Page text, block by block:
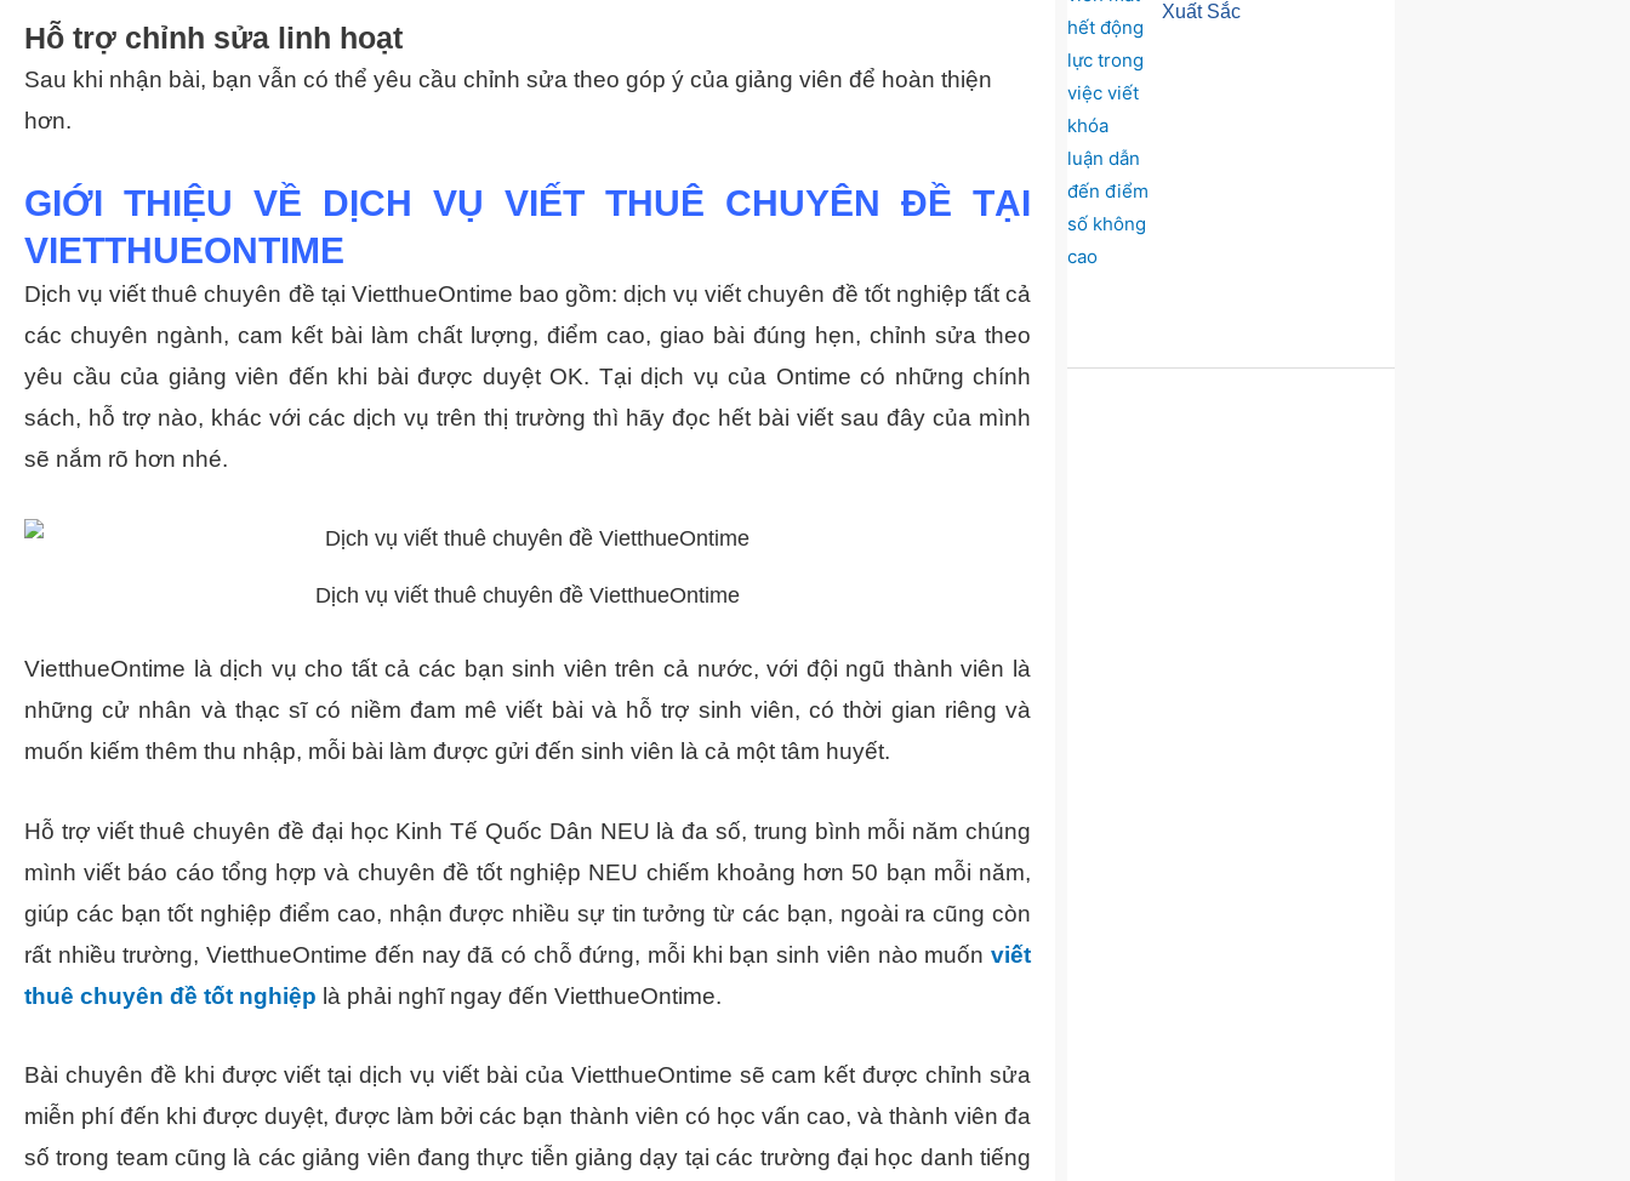
Hỗ trợ chỉnh sửa linh hoạt
Sau khi nhận bài, bạn vẫn có thể yêu cầu chỉnh sửa theo góp ý của giảng viên để hoàn thiện
hơn.
GIỚI THIỆU VỀ DỊCH VỤ VIẾT THUÊ CHUYÊN ĐỀ TẠI
VIETTHUEONTIME
Dịch vụ viết thuê chuyên đề tại VietthueOntime bao gồm: dịch vụ viết chuyên đề tốt nghiệp tất cả
các chuyên ngành, cam kết bài làm chất lượng, điểm cao, giao bài đúng hẹn, chỉnh sửa theo
yêu cầu của giảng viên đến khi bài được duyệt OK. Tại dịch vụ của Ontime có những chính
sách, hỗ trợ nào, khác với các dịch vụ trên thị trường thì hãy đọc hết bài viết sau đây của mình
sẽ nắm rõ hơn nhé.
Dịch vụ viết thuê chuyên đề VietthueOntime
VietthueOntime là dịch vụ cho tất cả các bạn sinh viên trên cả nước, với đội ngũ thành viên là
những cử nhân và thạc sĩ có niềm đam mê viết bài và hỗ trợ sinh viên, có thời gian riêng và
muốn kiếm thêm thu nhập, mỗi bài làm được gửi đến sinh viên là cả một tâm huyết.
Hỗ trợ viết thuê chuyên đề đại học Kinh Tế Quốc Dân NEU là đa số, trung bình mỗi năm chúng
mình viết báo cáo tổng hợp và chuyên đề tốt nghiệp NEU chiếm khoảng hơn 50 bạn mỗi năm,
giúp các bạn tốt nghiệp điểm cao, nhận được nhiều sự tin tưởng từ các bạn, ngoài ra cũng còn
rất nhiều trường, VietthueOntime đến nay đã có chỗ đứng, mỗi khi bạn sinh viên nào muốn viết
thuê chuyên đề tốt nghiệp là phải nghĩ ngay đến VietthueOntime.
Bài chuyên đề khi được viết tại dịch vụ viết bài của VietthueOntime sẽ cam kết được chỉnh sửa
miễn phí đến khi được duyệt, được làm bởi các bạn thành viên có học vấn cao, và thành viên đa
số trong team cũng là các giảng viên đang thực tiễn giảng dạy tại các trường đại học danh tiếng
Xuất Sắc